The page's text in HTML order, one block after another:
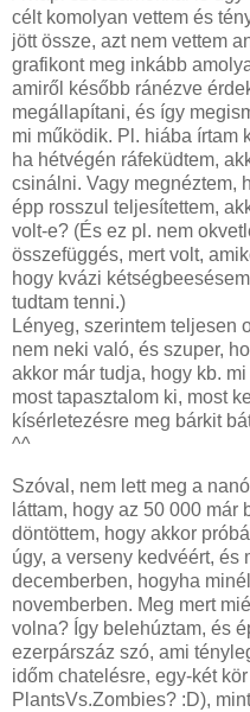
célt komolyan vettem és
jött össze, azt nem vettem
grafikont meg inkább
amiről később ránézve
megállapítani, és így
mi működik. Pl. hiába írtam
ha hétvégén ráfeküdtem,
csinálni. Vagy megnéztem,
épp rosszul teljesítettem,
volt-e? (És ez pl. nem
összefüggés, mert volt,
hogy kvázi
tudtam tenni.)
Lényeg, szerintem teljesen
nem neki való, és szuper,
akkor már tudja, hogy kb.
most tapasztalom ki, most
kísérletezésre meg bárkit
^^
Szóval, nem lett meg a
láttam, hogy az 50 000 már
döntöttem, hogy akkor
úgy, a verseny kedvéért, és
decemberben, hogyha
novemberben. Meg mert
volna? Így belehúztam, és
ezerpárszáz szó, ami
időm chatelésre, egy-két
PlantsVs.Zombies? :D),